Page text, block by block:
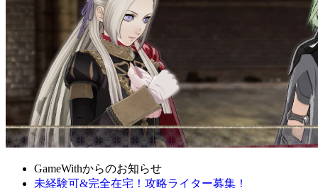
GameWithからのお知らせ
未経験可&完全在宅！攻略ライター募集！